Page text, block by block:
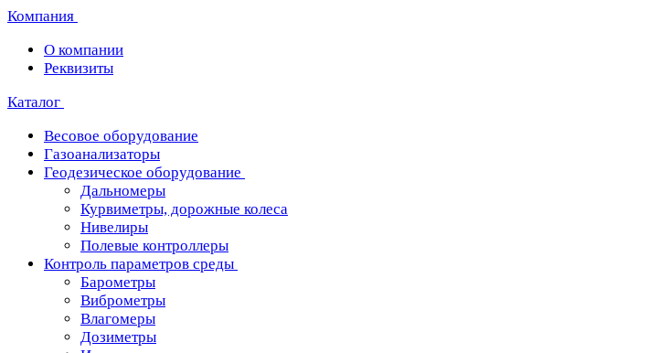
Компания
О компании
Реквизиты
Каталог
Весовое оборудование
Газоанализаторы
Геодезическое оборудование
Дальномеры
Курвиметры, дорожные колеса
Нивелиры
Полевые контроллеры
Контроль параметров среды
Барометры
Виброметры
Влагомеры
Дозиметры